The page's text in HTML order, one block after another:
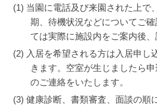
当園に電話及び来園された上で
期、待機状況などについてご
ては実際に施設内をご案内後、
入居を希望される方は入居申し
きます。空室が生じましたら
のご連絡をいたします。
健康診断、書類審査、面談の順